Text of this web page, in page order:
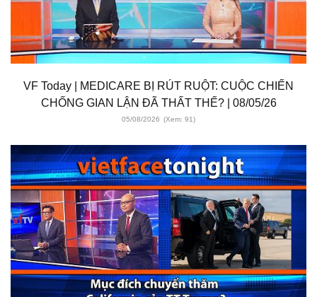
VF Today | MEDICARE BỊ RÚT RUỘT: CUỘC CHIẾN
CHỐNG GIAN LẬN ĐÃ THẤT THẾ? | 08/05/26
05/08/2026 (Xem: 91)